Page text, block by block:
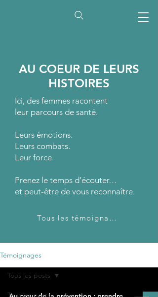
AU COEUR DE LEURS
HISTOIRES
Ici, des femmes racontent
leur parcours de santé.
Leurs émotions.
Leurs combats.
Leur force.​
Prenez le temps d’écouter…
et peut-être de vous reconnaître.
Tous les témoignages
Témoignages
Tous les posts
Tous les posts